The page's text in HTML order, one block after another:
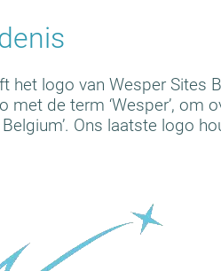
het logo van Wesper
met de term ‘Wesper’, om
Belgium’. Ons laatste logo